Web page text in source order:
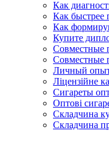
Как
Как быстрее
Как
Купите
Совместные
Совместные
Личный
Ліцензійне
Сигареты
Оптові
Складчина
Складчина